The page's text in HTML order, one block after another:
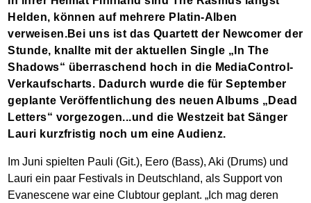
Helden, können auf mehrere Platin-Alben
verweisen.Bei uns ist das Quartett der Newcomer der
Stunde, knallte mit der aktuellen Single „In The
Shadows“ überraschend hoch in die MediaControl-
Verkaufscharts. Dadurch wurde die für September
geplante Veröffentlichung des neuen Albums „Dead
Letters“ vorgezogen...und die Westzeit bat Sänger
Lauri kurzfristig noch um eine Audienz.
Im Juni spielten Pauli (Git.), Eero (Bass), Aki (Drums) und
Lauri ein paar Festivals in Deutschland, als Support von
Evanescene war eine Clubtour geplant. „Ich mag deren